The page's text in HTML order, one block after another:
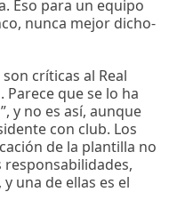
Eso para un equipo
nunca mejor dicho-
críticas al Real
que se lo ha
y no es así, aunque
con club. Los
de la plantilla no
responsabilidades,
una de ellas es el